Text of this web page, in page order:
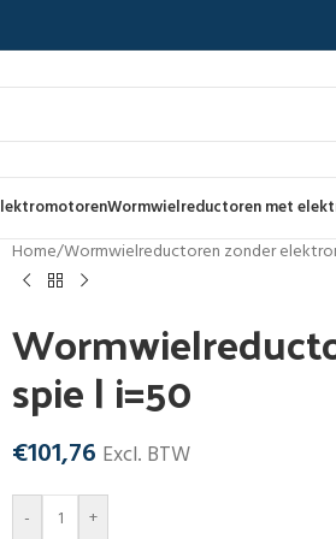
Wormwielreductoren met
Home/Wormwielreductoren zonder
spie | i=50
€101,76 Excl. BTW
- +